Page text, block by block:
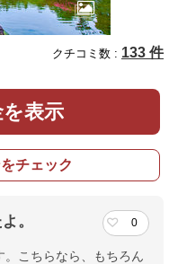
クチコミ数 : 133 件
表示
チェック
。 0
こちらなら、もちろん